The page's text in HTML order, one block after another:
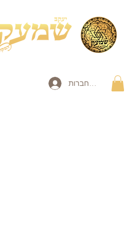
להתחברות